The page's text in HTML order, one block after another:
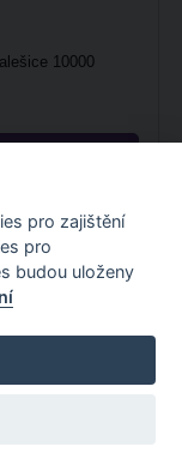
10000
- Hlubočepy
pro zajištění
pro
budou uloženy